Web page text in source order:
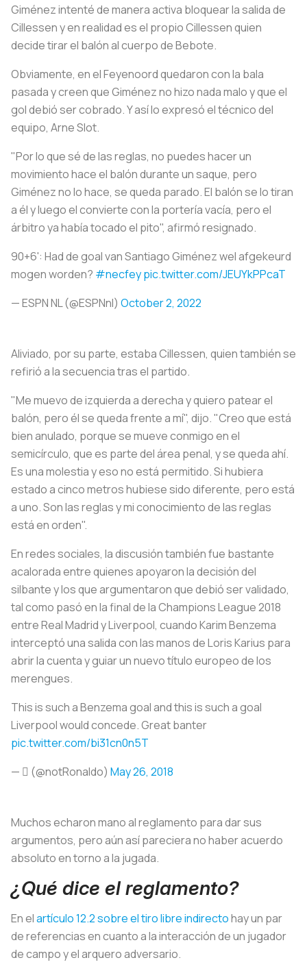
Giménez intenté de manera activa bloquear la salida de
Cillessen y en realidad es el propio Cillessen quien
decide tirar el balón al cuerpo de Bebote.
Obviamente, en el Feyenoord quedaron con la bala
pasada y creen que Giménez no hizo nada malo y que el
gol debió ser cobrado. Y así lo expresó el técnico del
equipo, Arne Slot.
"Por lo que sé de las reglas, no puedes hacer un
movimiento hace el balón durante un saque, pero
Giménez no lo hace, se queda parado. El balón se lo tiran
a él y luego el convierte con la portería vacía, pero el
árbitro ya había tocado el pito", afirmó resignado.
90+6': Had de goal van Santiago Giménez wel afgekeurd
mogen worden? #necfeypic.twitter.com/JEUYkPPcaT
— ESPN NL (@ESPNnl) October 2, 2022
Aliviado, por su parte, estaba Cillessen, quien también se
refirió a la secuencia tras el partido.
"Me muevo de izquierda a derecha y quiero patear el
balón, pero él se queda frente a mí", dijo. "Creo que está
bien anulado, porque se mueve conmigo en el
semicírculo, que es parte del área penal, y se queda ahí.
Es una molestia y eso no está permitido. Si hubiera
estado a cinco metros hubiese sido diferente, pero está
a uno. Son las reglas y mi conocimiento de las reglas
está en orden".
En redes sociales, la discusión también fue bastante
acalorada entre quienes apoyaron la decisión del
silbante y los que argumentaron que debió ser validado,
tal como pasó en la final de la Champions League 2018
entre Real Madrid y Liverpool, cuando Karim Benzema
interceptó una salida con las manos de Loris Karius para
abrir la cuenta y guiar un nuevo título europeo de los
merengues.
This is such a Benzema goal and this is such a goal
Liverpool would concede. Great banter
pic.twitter.com/bi31cn0n5T
— ‏َ (@notRonaIdo) May 26, 2018
Muchos echaron mano al reglamento para dar sus
argumentos, pero aún así pareciera no haber acuerdo
absoluto en torno a la jugada.
¿Qué dice el reglamento?
En elartículo 12.2 sobre el tiro libre indirectohay un par
de referencias en cuanto a la interacción de un jugador
de campo y el arquero adversario.